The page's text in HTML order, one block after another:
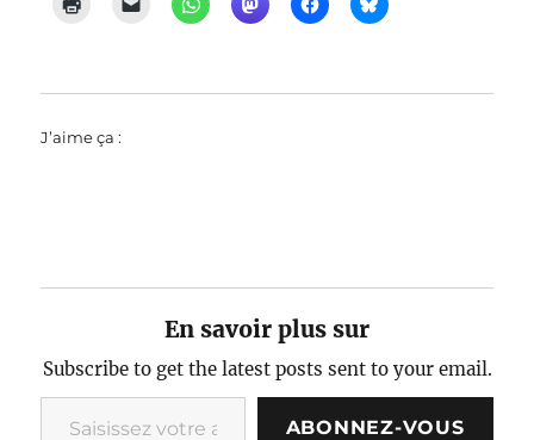
J’aime ça :
En savoir plus sur
Subscribe to get the latest posts sent to your email.
Saisissez votre adresse e-mail…
ABONNEZ-VOUS